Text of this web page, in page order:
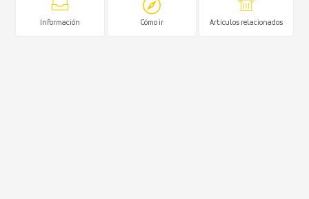
Información Cómo ir Artículos relacionados